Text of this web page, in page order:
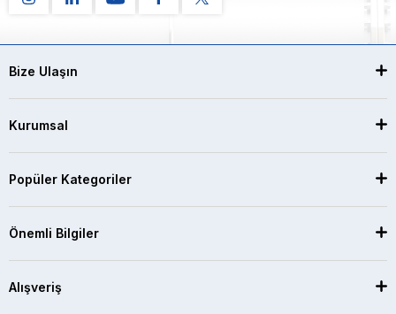
Bize Ulaşın
Kurumsal
Popüler Kategoriler
Önemli Bilgiler
Alışveriş